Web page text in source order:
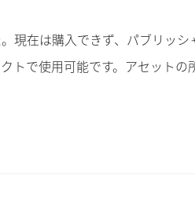
在は購入できず、パブリッシ
トで使用可能です。アセットの